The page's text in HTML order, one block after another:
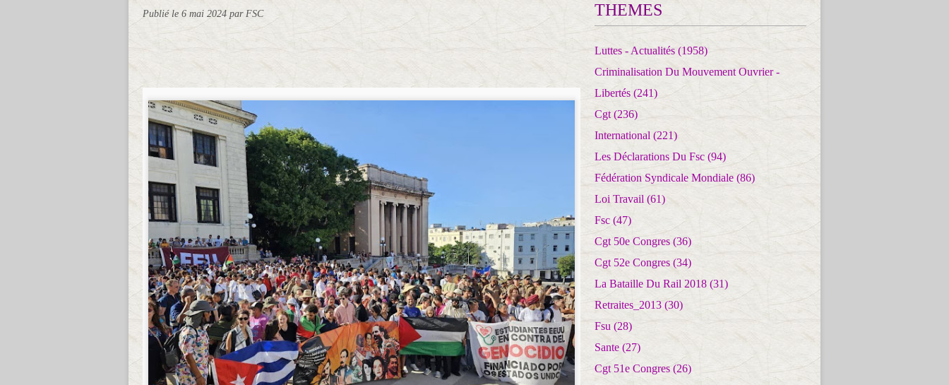
Publié le 6 mai 2024 par FSC
THEMES
Luttes - Actualités (1958)
Criminalisation Du Mouvement Ouvrier -
Libertés (241)
Cgt (236)
International (221)
Les Déclarations Du Fsc (94)
Fédération Syndicale Mondiale (86)
Loi Travail (61)
Fsc (47)
Cgt 50e Congres (36)
Cgt 52e Congres (34)
La Bataille Du Rail 2018 (31)
Retraites_2013 (30)
Fsu (28)
Sante (27)
Cgt 51e Congres (26)